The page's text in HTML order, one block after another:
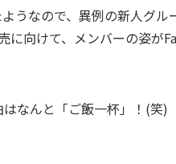
うなので、異例の新人グル
に向けて、メンバーの姿が
なんと「ご飯一杯」！(笑)